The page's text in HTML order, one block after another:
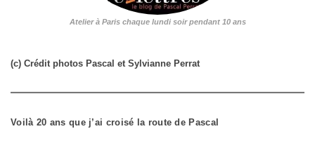
Atelier à Paris chaque lundi soir pendant 10 ans
(c) Crédit photos Pascal et Sylvianne Perrat
Voilà 20 ans que j’ai croisé la route de Pascal